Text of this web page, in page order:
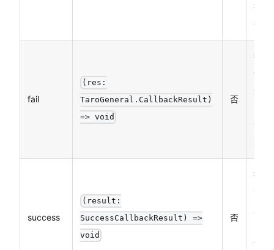
执
行）
fail
(res:
TaroGeneral.CallbackResult)
=> void
否
接口
调用
失败
调函
数
success
(result:
SuccessCallbackResult) =>
void
否
接口
调用
调函